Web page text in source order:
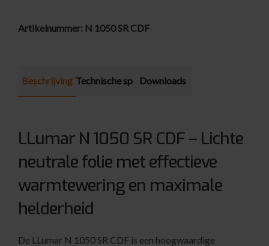
Artikelnummer: N 1050 SR CDF
Beschrijving Technische specificatie
Downloads
LLumar N 1050 SR CDF – Lichte
neutrale folie met effectieve
warmtewering en maximale
helderheid
De LLumar N 1050 SR CDF is een hoogwaardige